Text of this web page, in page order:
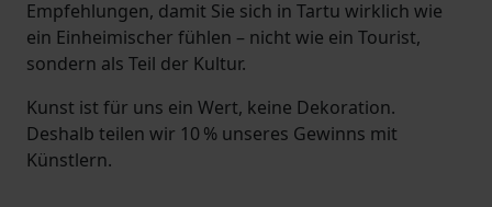
Empfehlungen, damit Sie sich in Tartu wirklich wie
ein Einheimischer fühlen – nicht wie ein Tourist,
sondern als Teil der Kultur.
Kunst ist für uns ein Wert, keine Dekoration.
Deshalb teilen wir 10 % unseres Gewinns mit
Künstlern.